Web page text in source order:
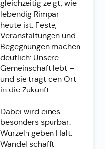
gleichzeitig zeigt, wie
lebendig Rimpar
heute ist. Feste,
Veranstaltungen und
Begegnungen machen
deutlich: Unsere
Gemeinschaft lebt –
und sie trägt den Ort
in die Zukunft.
Dabei wird eines
besonders spürbar:
Wurzeln geben Halt.
Wandel schafft